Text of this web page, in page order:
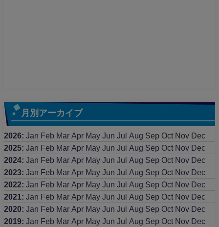
月別アーカイブ
2026: Jan Feb Mar Apr May Jun Jul Aug Sep Oct Nov Dec
2025: Jan Feb Mar Apr May Jun Jul Aug Sep Oct Nov Dec
2024: Jan Feb Mar Apr May Jun Jul Aug Sep Oct Nov Dec
2023: Jan Feb Mar Apr May Jun Jul Aug Sep Oct Nov Dec
2022: Jan Feb Mar Apr May Jun Jul Aug Sep Oct Nov Dec
2021: Jan Feb Mar Apr May Jun Jul Aug Sep Oct Nov Dec
2020: Jan Feb Mar Apr May Jun Jul Aug Sep Oct Nov Dec
2019: Jan Feb Mar Apr May Jun Jul Aug Sep Oct Nov Dec